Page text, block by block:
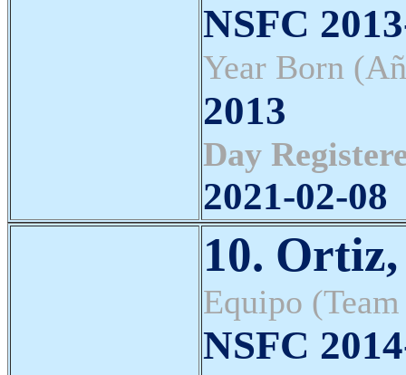
NSFC
Year Born
2013
Day
2021-02-08
10.
Equipo
NSFC